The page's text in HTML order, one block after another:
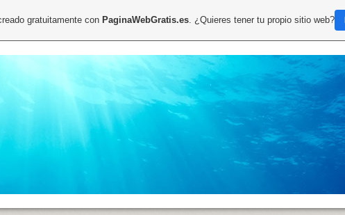
gratuitamente con PaginaWebGratis.es. ¿Quieres tener tu propio sitio web?